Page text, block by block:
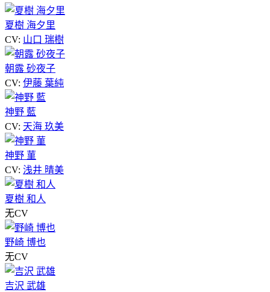
夏樹 海夕里
CV: 山口 瑞樹
朝露 砂夜子
CV: 伊藤 葉純
神野 藍
CV: 天海 玖美
神野 菫
CV: 浅井 晴美
夏樹 和人
无CV
野崎 博也
无CV
吉沢 武雄